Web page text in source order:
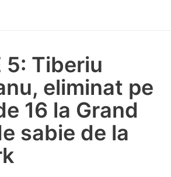
5: Tiberiu
eliminat pe
16 la Grand
sabie de la